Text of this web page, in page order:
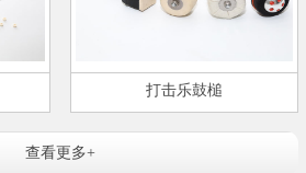
打击乐鼓槌
查看更多+